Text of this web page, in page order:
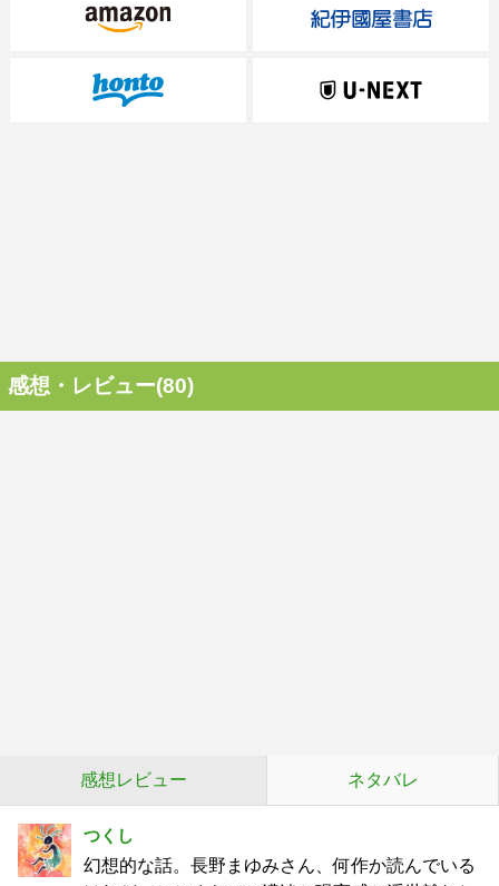
感想・レビュー(80)
感想レビュー ネタバレ
つくし
幻想的な話。長野まゆみさん、何作か読んでいる